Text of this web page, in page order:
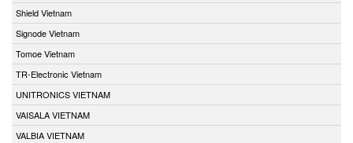
Shield Vietnam
Signode Vietnam
Tomoe Vietnam
TR-Electronic Vietnam
UNITRONICS VIETNAM
VAISALA VIETNAM
VALBIA VIETNAM